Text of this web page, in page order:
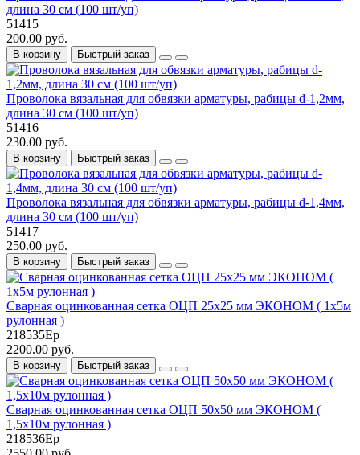
длина 30 см (100 шт/уп)
51415
200.00 руб.
В корзину Быстрый заказ
Проволока вязальная для обвязки арматуры, рабицы d-1,2мм,
длина 30 см (100 шт/уп)
51416
230.00 руб.
В корзину Быстрый заказ
Проволока вязальная для обвязки арматуры, рабицы d-1,4мм,
длина 30 см (100 шт/уп)
51417
250.00 руб.
В корзину Быстрый заказ
Сварная оцинкованная сетка ОЦП 25х25 мм ЭКОНОМ ( 1х5м
рулонная )
218535Ер
2200.00 руб.
В корзину Быстрый заказ
Сварная оцинкованная сетка ОЦП 50х50 мм ЭКОНОМ (
1,5х10м рулонная )
218536Ер